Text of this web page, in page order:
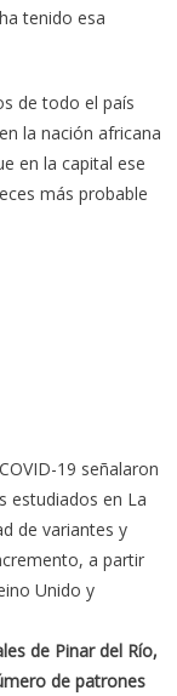
tenido esa
de todo el país
la nación africana
en la capital ese
más probable
19 señalaron
estudiados en La
de variantes y
a partir
Unido y
de Pinar del Río,
de patrones